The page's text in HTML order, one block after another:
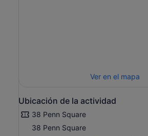
Ver en el mapa
Ubicación de la actividad
38 Penn Square
38 Penn Square